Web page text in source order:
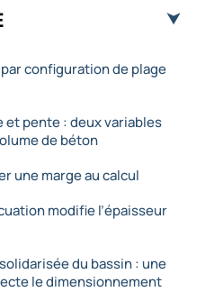
configuration de plage
et pente : deux variables
de béton
une marge au calcul
modifie l’épaisseur
du bassin : une
le dimensionnement